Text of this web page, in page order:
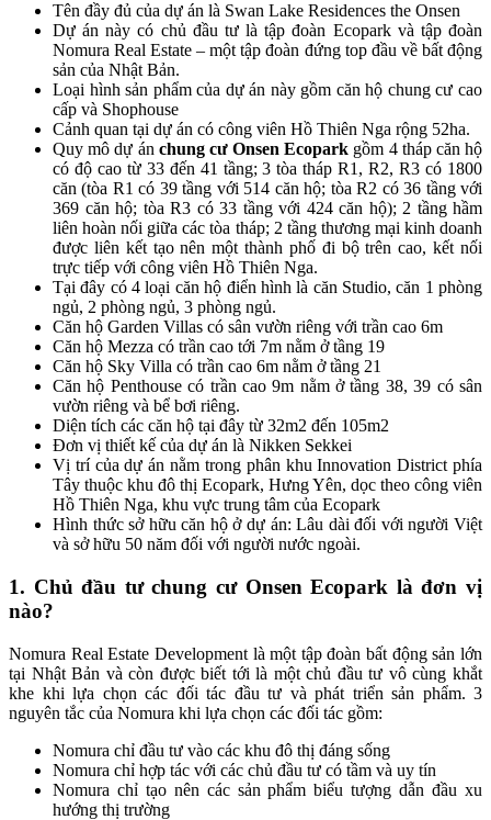
Tên đầy đủ của dự án là Swan Lake Residences the Onsen
Dự án này có chủ đầu tư là tập đoàn Ecopark và tập đoàn
Nomura Real Estate – một tập đoàn đứng top đầu về bất động
sản của Nhật Bản.
Loại hình sản phẩm của dự án này gồm căn hộ chung cư cao
cấp và Shophouse
Cảnh quan tại dự án có công viên Hồ Thiên Nga rộng 52ha.
Quy mô dự án chung cư Onsen Ecopark gồm 4 tháp căn hộ
có độ cao từ 33 đến 41 tầng; 3 tòa tháp R1, R2, R3 có 1800
căn (tòa R1 có 39 tầng với 514 căn hộ; tòa R2 có 36 tầng với
369 căn hộ; tòa R3 có 33 tầng với 424 căn hộ); 2 tầng hầm
liên hoàn nối giữa các tòa tháp; 2 tầng thương mại kinh doanh
được liên kết tạo nên một thành phố đi bộ trên cao, kết nối
trực tiếp với công viên Hồ Thiên Nga.
Tại đây có 4 loại căn hộ điển hình là căn Studio, căn 1 phòng
ngủ, 2 phòng ngủ, 3 phòng ngủ.
Căn hộ Garden Villas có sân vườn riêng với trần cao 6m
Căn hộ Mezza có trần cao tới 7m nằm ở tầng 19
Căn hộ Sky Villa có trần cao 6m nằm ở tầng 21
Căn hộ Penthouse có trần cao 9m nằm ở tầng 38, 39 có sân
vườn riêng và bể bơi riêng.
Diện tích các căn hộ tại đây từ 32m2 đến 105m2
Đơn vị thiết kế của dự án là Nikken Sekkei
Vị trí của dự án nằm trong phân khu Innovation District phía
Tây thuộc khu đô thị Ecopark, Hưng Yên, dọc theo công viên
Hồ Thiên Nga, khu vực trung tâm của Ecopark
Hình thức sở hữu căn hộ ở dự án: Lâu dài đối với người Việt
và sở hữu 50 năm đối với người nước ngoài.
1. Chủ đầu tư chung cư Onsen Ecopark là đơn vị
nào?
Nomura Real Estate Development là một tập đoàn bất động sản lớn
tại Nhật Bản và còn được biết tới là một chủ đầu tư vô cùng khắt
khe khi lựa chọn các đối tác đầu tư và phát triển sản phẩm. 3
nguyên tắc của Nomura khi lựa chọn các đối tác gồm:
Nomura chỉ đầu tư vào các khu đô thị đáng sống
Nomura chỉ hợp tác với các chủ đầu tư có tầm và uy tín
Nomura chỉ tạo nên các sản phẩm biểu tượng dẫn đầu xu
hướng thị trường